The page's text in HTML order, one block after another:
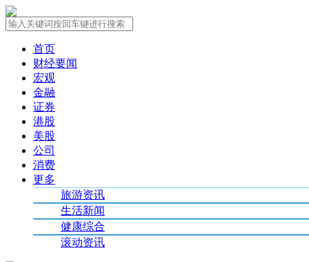
首页
财经要闻
宏观
金融
证券
港股
美股
公司
消费
更多
旅游资讯
生活新闻
健康综合
滚动资讯